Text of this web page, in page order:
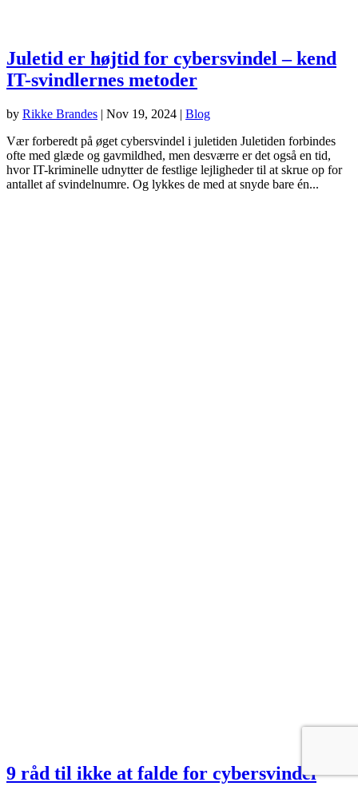
Juletid er højtid for cybersvindel – kend
IT-svindlernes metoder
by Rikke Brandes | Nov 19, 2024 | Blog
Vær forberedt på øget cybersvindel i juletiden Juletiden forbindes
ofte med glæde og gavmildhed, men desværre er det også en tid,
hvor IT-kriminelle udnytter de festlige lejligheder til at skrue op for
antallet af svindelnumre. Og lykkes de med at snyde bare én...
9 råd til ikke at falde for cybersvindel